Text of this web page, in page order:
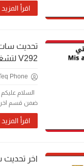
اقرأ المزيد
V292 لتشغيل iptv بامتياز !
Phone
ضمن قسم اخر
اقرأ المزيد